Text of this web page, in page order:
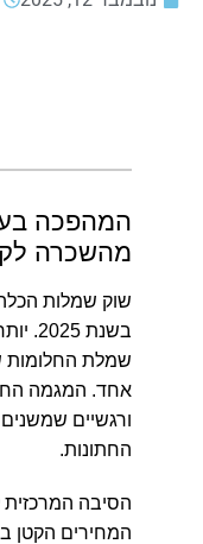
המהפכה
מהשכרה
שוק שמלות
בשנת 2025.
שמלת החלומות
אחד. המגמה
ורגשיים
החתונות.
הסיבה המרכזית
המחירים הקטן